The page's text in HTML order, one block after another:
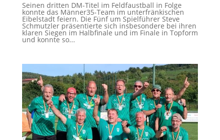
Seinen dritten DM-Titel im Feldfaustball in Folge
konnte das Männer35-Team im unterfränkischen
Eibelstadt feiern. Die Fünf um Spielführer Steve
Schmutzler präsentierte sich insbesondere bei ihren
klaren Siegen im Halbfinale und im Finale in Topform
und konnte so...